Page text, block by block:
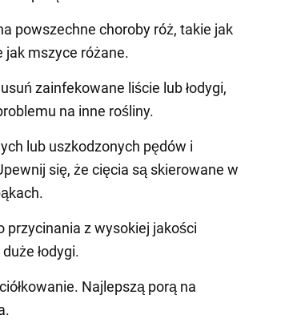
powszechne choroby róż, takie jak
jak mszyce różane.
zainfekowane liście lub łodygi,
na inne rośliny.
lub uszkodzonych pędów i
się, że cięcia są skierowane w
przycinania z wysokiej jakości
łodygi.
Najlepszą porą na